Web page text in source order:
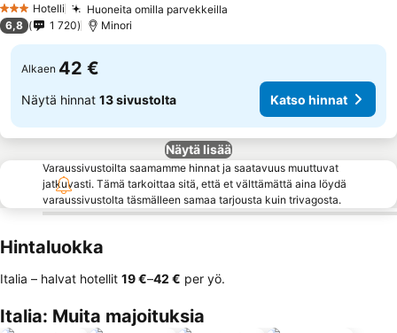
3 Tähtiluokitus
Hotelli Huoneita omilla parvekkeilla
6,8 1 720 Minori
Alkaen 42 €
Näytä hinnat 13 sivustolta Katso hinnat
Näytä lisää
Varaussivustoilta saamamme hinnat ja saatavuus muuttuvat
jatkuvasti. Tämä tarkoittaa sitä, että et välttämättä aina löydä
varaussivustolta täsmälleen samaa tarjousta kuin trivagosta.
Hintaluokka
Italia – halvat hotellit ‎19 €–‎42 € per yö.
Italia: Muita majoituksia